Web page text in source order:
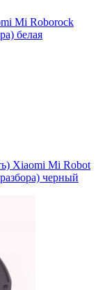
Mi Roborock
белая
Xiaomi Mi Robot
черный